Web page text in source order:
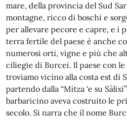
mare, della provincia del Sud
montagne, ricco di boschi e
per allevare pecore e capre, e i
terra fertile del paese è anche
numerosi orti, vigne e più che
ciliegie di Burcei. Il paese con
troviamo vicino alla costa est di
partendo dalla “Mitza ‘e su
barbaricino aveva costruito le
secolo. Si narra che il nome